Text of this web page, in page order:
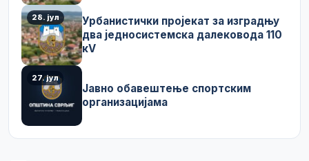
28. јул
Урбанистички пројекат за изградњу
два једносистемска далековода 110
кV
27. јул
Јавно обавештење спортским
организацијама